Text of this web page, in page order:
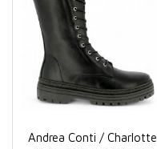
Andrea Conti / Charlotte